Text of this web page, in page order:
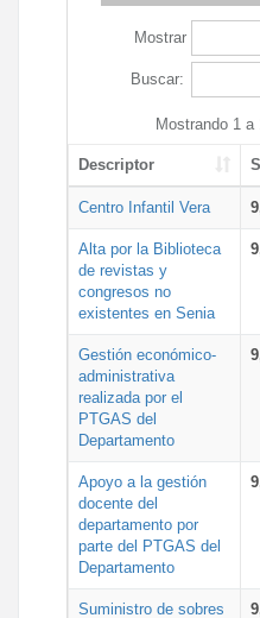
Mostrar
Buscar:
Mostrando 1 a
Descriptor
Centro Infantil Vera
Alta por la Biblioteca
de revistas y
congresos no
existentes en Senia
Gestión económico-
administrativa
realizada por el
PTGAS del
Departamento
Apoyo a la gestión
docente del
departamento por
parte del PTGAS del
Departamento
Suministro de sobres